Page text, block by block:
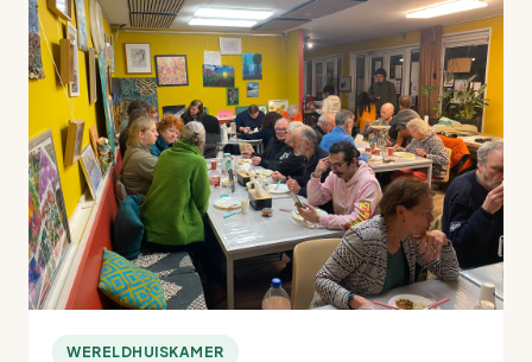
WERELDHUISKAMER